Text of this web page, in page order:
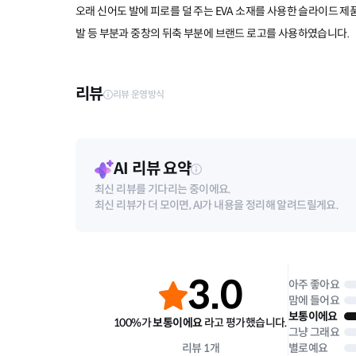
오래 신어도 발에 피로를 덜 주는 EVA 소재를 사용한 슬라이드 제
발 등 부분과 중창의 뒤축 부분에 브랜드 로고를 사용하였습니다.